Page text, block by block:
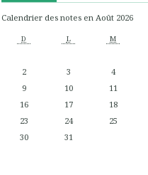
Calendrier des notes en Août 2026
D L M
2
3 4
9
10 11
16
17 18
23
24 25
30
31